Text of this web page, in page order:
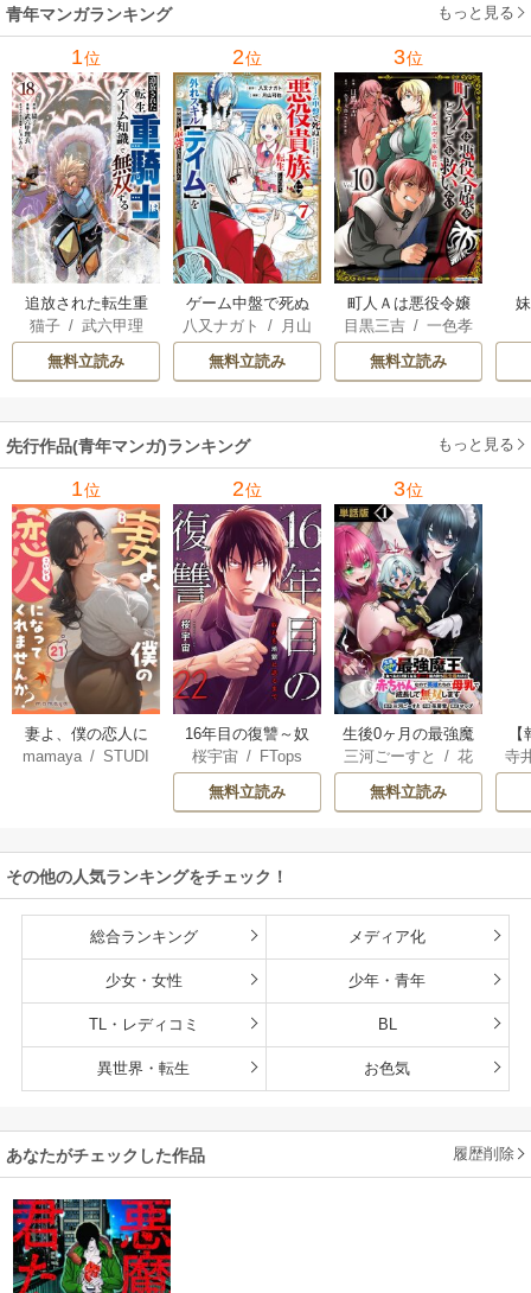
青年マンガランキング もっと見る
1位
追放された転生重
騎士はゲーム知識
で無双する
猫子/ 武六甲理
衣/じゃいあん
無料立読み
2位
ゲーム中盤で死ぬ
悪役貴族に転生し
たので、外れスキ
ル【テイム】を駆
してみた
八又ナガト /
月山
可也
無料立読み
3位
町人Ａは悪役令嬢
をどうしても救い
たい ～どぶと空
と氷の姫君～
目黒三吉 /一色孝
太郎/Parum
無料立読み
先行作品(青年マンガ)ランキング もっと見る
1位
妻よ、僕の恋人に
なってくれません
mamaya/STUDI
2位
16年目の復讐～奴
らを地獄に送るま
で
桜宇宙 / FTops
無料立読み
3位
生後0ヶ月の最強魔
王 食べるだけ強
くなるチート能力
持ち転生者だけど
雄たちの母乳で成
三河ごーすと /花
房雪/ マップ
無料立読み
解
寺
その他の人気ランキングをチェック！
総合ランキング メディア化
少女・女性 少年・青年
TL・レディコミ BL
異世界・転生 お色気
あなたがチェックした作品 履歴削除